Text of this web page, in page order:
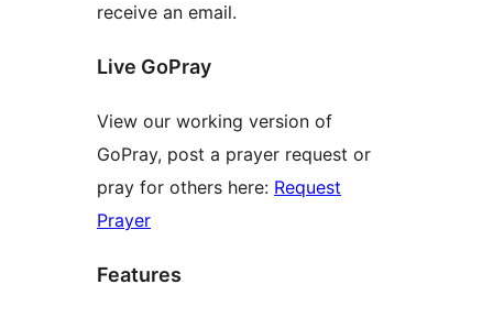
receive an email.
Live GoPray
View our working version of
GoPray, post a prayer request or
pray for others here: Request
Prayer
Features